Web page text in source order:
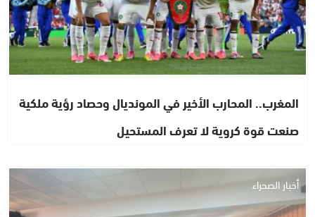
المغرب.. المحارب الأخير في المونديال وحصاد رؤية ملكية
صنعت قوة كروية لا تعرف المستحيل
أخبار الصحراء